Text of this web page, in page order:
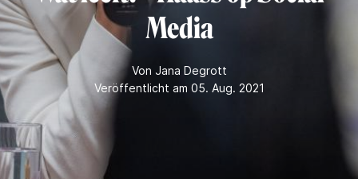
Media
Von Jana Degrott
Veröffentlicht am 05. Aug. 2021